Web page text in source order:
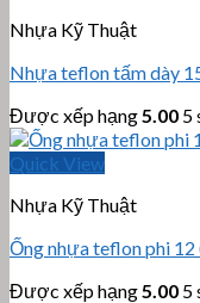
Nhựa Kỹ Thuật
Nhựa teflon tấm dày
Được xếp hạng 5.00 5
Quick View
Nhựa Kỹ Thuật
Ống nhựa teflon phi
Được xếp hạng 5.00 5